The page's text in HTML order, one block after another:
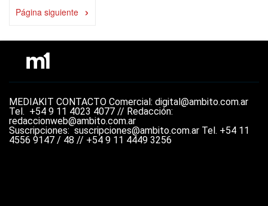
Página siguiente ›
MEDIAKIT CONTACTO Comercial: digital@ambito.com.ar
Tel. +54 9 11 4023 4077 // Redacción:
redaccionweb@ambito.com.ar
Suscripciones: suscripciones@ambito.com.ar Tel. +54 11
4556 9147 / 48 // +54 9 11 4449 3256